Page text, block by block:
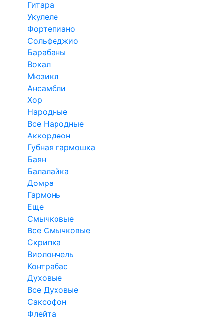
Гитара
Укулеле
Фортепиано
Сольфеджио
Барабаны
Вокал
Мюзикл
Ансамбли
Хор
Народные
Все Народные
Аккордеон
Губная гармошка
Баян
Балалайка
Домра
Гармонь
Еще
Смычковые
Все Смычковые
Скрипка
Виолончель
Контрабас
Духовые
Все Духовые
Саксофон
Флейта